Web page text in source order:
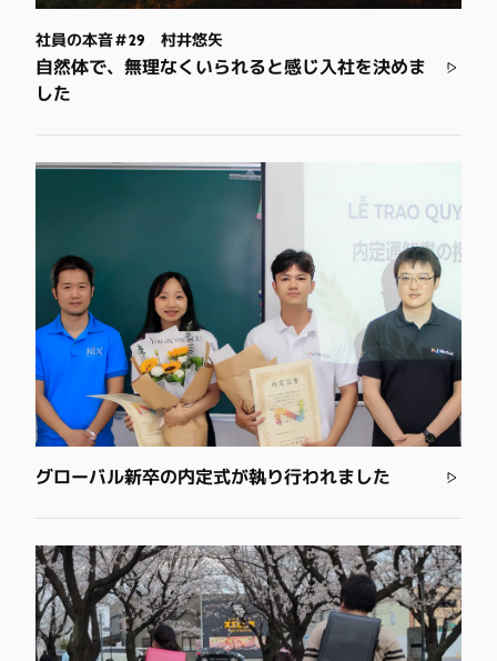
社員の本音＃29 村井悠矢
自然体で、無理なくいられると感じ入社を決めま
した
グローバル新卒の内定式が執り行われました